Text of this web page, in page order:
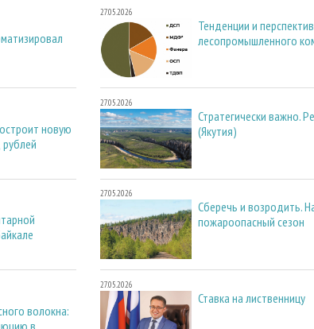
новую
волокна:
в
27.05.2026
Тенденции и
лесопромышленного
27.05.2026
Стратегически важно.
(Якутия)
27.05.2026
Сберечь и возродить.
пожароопасный сезон
27.05.2026
Ставка на лиственницу